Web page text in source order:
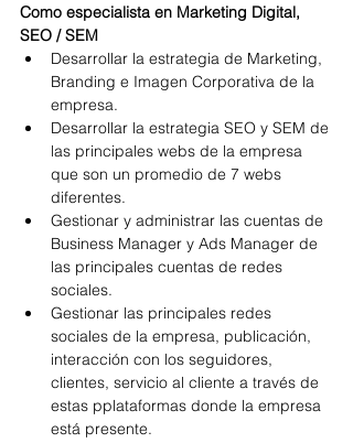
Como especialista en Marketing Digital,
SEO / SEM
Desarrollar la estrategia de Marketing,
Branding e Imagen Corporativa de la
empresa.
Desarrollar la estrategia SEO y SEM de
las principales webs de la empresa
que son un promedio de 7 webs
diferentes.
Gestionar y administrar las cuentas de
Business Manager y Ads Manager de
las principales cuentas de redes
sociales.
Gestionar las principales redes
sociales de la empresa, publicación,
interacción con los seguidores,
clientes, servicio al cliente a través de
estas pplataformas donde la empresa
está presente.